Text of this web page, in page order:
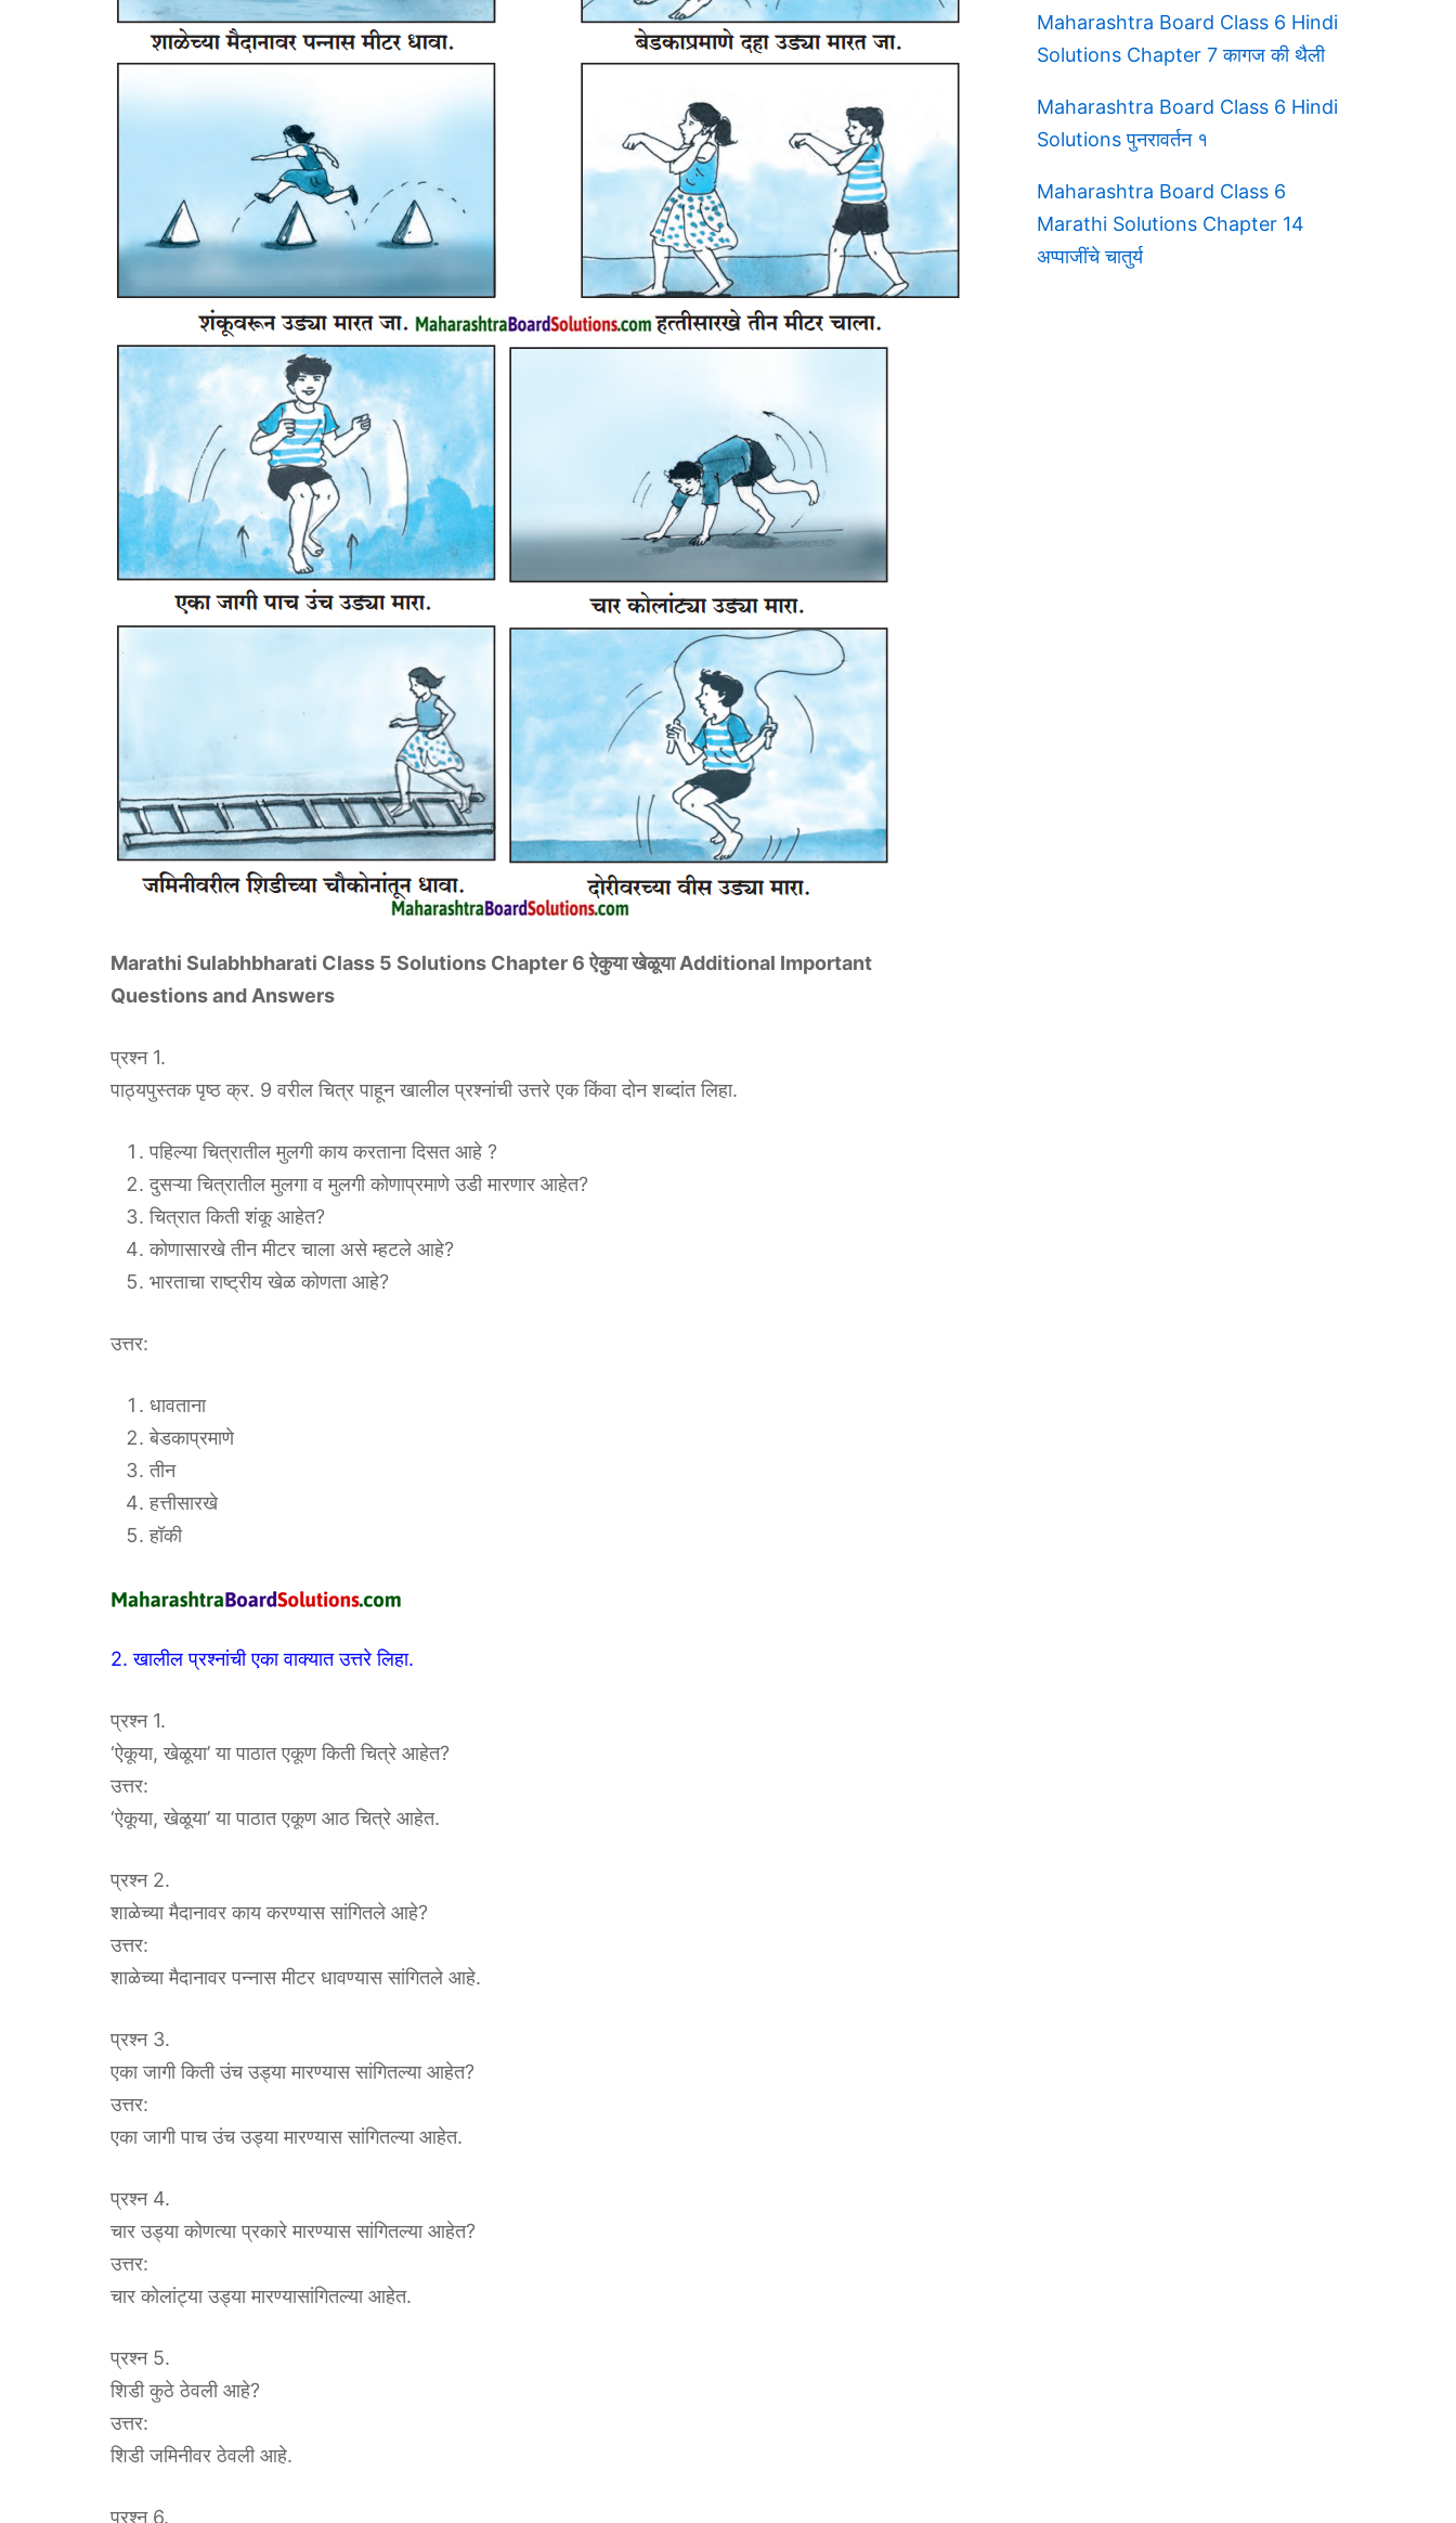
Marathi Sulabhbharati Class 5 Solutions Chapter 6 ऐकुया खेळूया Additional Important
Questions and Answers
प्रश्न 1.
पाठ्यपुस्तक पृष्ठ क्र. 9 वरील चित्र पाहून खालील प्रश्नांची उत्तरे एक किंवा दोन शब्दांत लिहा.
पहिल्या चित्रातील मुलगी काय करताना दिसत आहे ?
दुसऱ्या चित्रातील मुलगा व मुलगी कोणाप्रमाणे उडी मारणार आहेत?
चित्रात किती शंकू आहेत?
कोणासारखे तीन मीटर चाला असे म्हटले आहे?
भारताचा राष्ट्रीय खेळ कोणता आहे?
उत्तर:
धावताना
बेडकाप्रमाणे
तीन
हत्तीसारखे
हॉकी
2. खालील प्रश्नांची एका वाक्यात उत्तरे लिहा.
प्रश्न 1.
‘ऐकूया, खेळूया’ या पाठात एकूण किती चित्रे आहेत?
उत्तर:
‘ऐकूया, खेळूया’ या पाठात एकूण आठ चित्रे आहेत.
प्रश्न 2.
शाळेच्या मैदानावर काय करण्यास सांगितले आहे?
उत्तर:
शाळेच्या मैदानावर पन्नास मीटर धावण्यास सांगितले आहे.
प्रश्न 3.
एका जागी किती उंच उड्या मारण्यास सांगितल्या आहेत?
उत्तर:
एका जागी पाच उंच उड्या मारण्यास सांगितल्या आहेत.
प्रश्न 4.
चार उड्या कोणत्या प्रकारे मारण्यास सांगितल्या आहेत?
उत्तर:
चार कोलांट्या उड्या मारण्यासांगितल्या आहेत.
प्रश्न 5.
शिडी कुठे ठेवली आहे?
उत्तर:
शिडी जमिनीवर ठेवली आहे.
प्रश्न 6.
Maharashtra Board Class 6 Hindi
Solutions Chapter 7 कागज की थैली
Maharashtra Board Class 6 Hindi
Solutions पुनरावर्तन १
Maharashtra Board Class 6
Marathi Solutions Chapter 14
अप्पाजींचे चातुर्य